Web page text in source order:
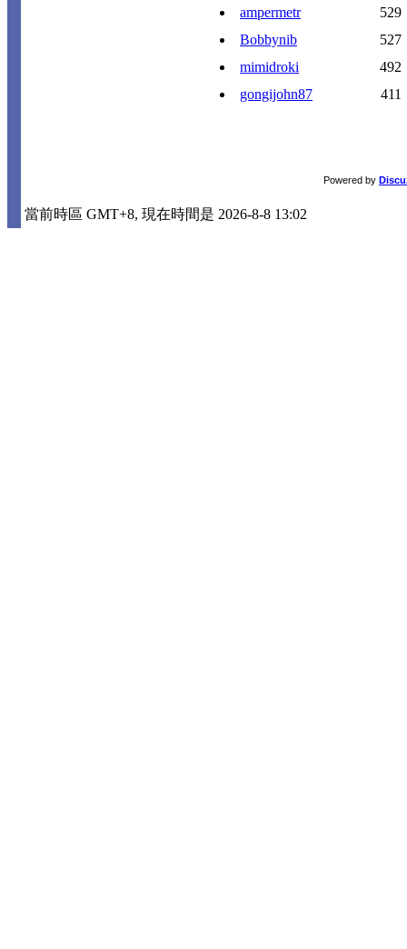
ampermetr
529
Bobbynib
527
mimidroki
492
gongijohn87
411
Powered by
當前時區 GMT+8, 現在時間是 2026-8-8 13:02